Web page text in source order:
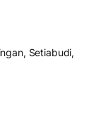
Setiabudi,